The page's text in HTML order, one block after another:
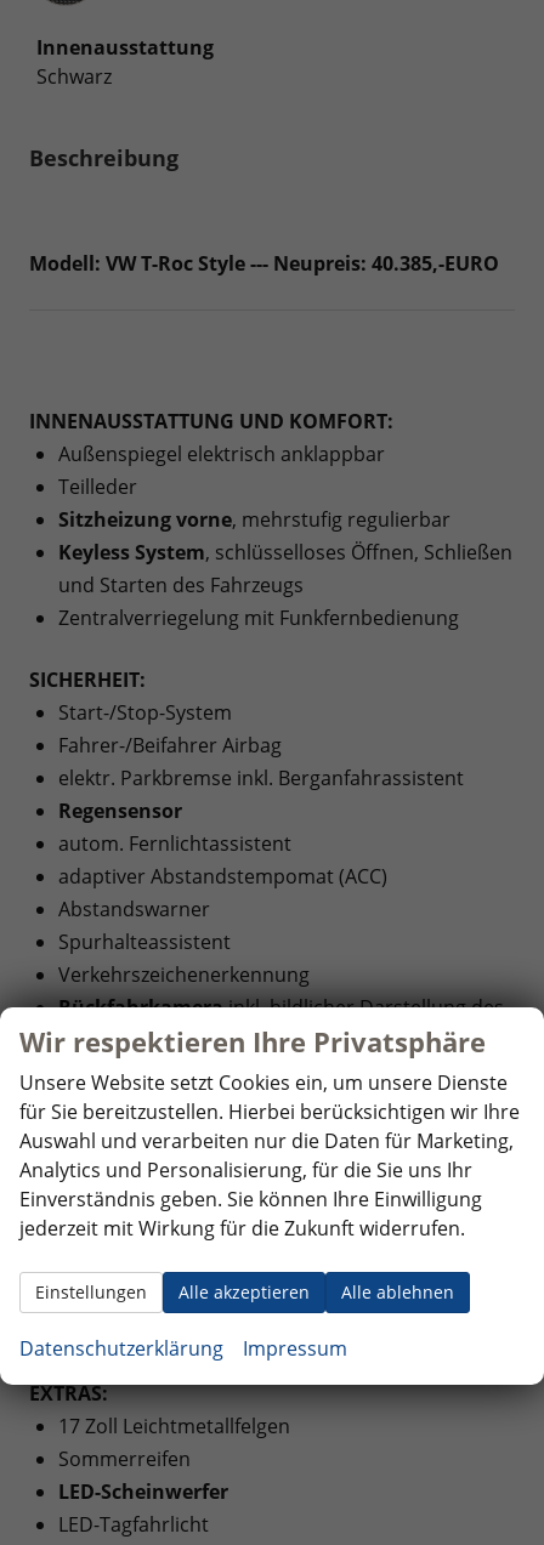
Innenausstattung
Schwarz
Beschreibung
Modell: VW T-Roc Style --- Neupreis: 40.385,-EURO
INNENAUSSTATTUNG UND KOMFORT:
Außenspiegel elektrisch anklappbar
Teilleder
Sitzheizung vorne, mehrstufig regulierbar
Keyless System, schlüsselloses Öffnen, Schließen
und Starten des Fahrzeugs
Zentralverriegelung mit Funkfernbedienung
SICHERHEIT:
Start-/Stop-System
Fahrer-/Beifahrer Airbag
elektr. Parkbremse inkl. Berganfahrassistent
Regensensor
autom. Fernlichtassistent
adaptiver Abstandstempomat (ACC)
Abstandswarner
Spurhalteassistent
Verkehrszeichenerkennung
Rückfahrkamerainkl. bildlicher Darstellung des
Heckbereichs
Einparkhilfe:Parksensoren vorne und hinten
inkl. akustischer Warnmeldung
MULTIMEDIA UND KOMMUNIKATION:
Bordcomputer
Virtual Cockpit, volldigitales Kombiinstrument
Touchscreen
Apple CarPlay und Android Auto
EXTRAS:
17 Zoll Leichtmetallfelgen
Sommerreifen
LED-Scheinwerfer
LED-Tagfahrlicht
Wir respektieren Ihre Privatsphäre
Unsere Website setzt Cookies ein, um unsere Dienste
für Sie bereitzustellen. Hierbei berücksichtigen wir Ihre
Auswahl und verarbeiten nur die Daten für Marketing,
Analytics und Personalisierung, für die Sie uns Ihr
Einverständnis geben. Sie können Ihre Einwilligung
jederzeit mit Wirkung für die Zukunft widerrufen.
Alle akzeptieren Alle ablehnen
Einstellungen
Datenschutzerklärung Impressum